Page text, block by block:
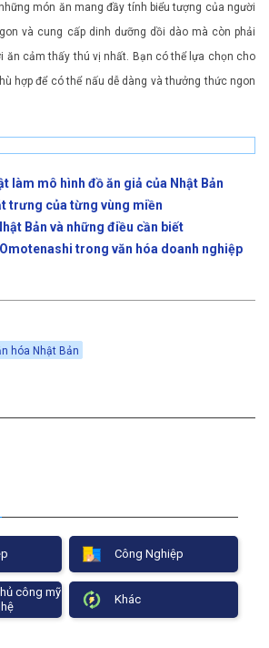
món ăn mang đầy tính biểu tượng của người
và cung cấp dinh dưỡng dồi dào mà còn phải
ăn cảm thấy thú vị nhất. Bạn có thể lựa chọn cho
hợp để có thể nấu dễ dàng và thưởng thức ngon
làm mô hình đồ ăn giả của Nhật Bản
trưng của từng vùng miền
Bản và những điều cần biết
trong văn hóa doanh nghiệp
hóa Nhật Bản
Công Nghiệp
công mỹ
Khác